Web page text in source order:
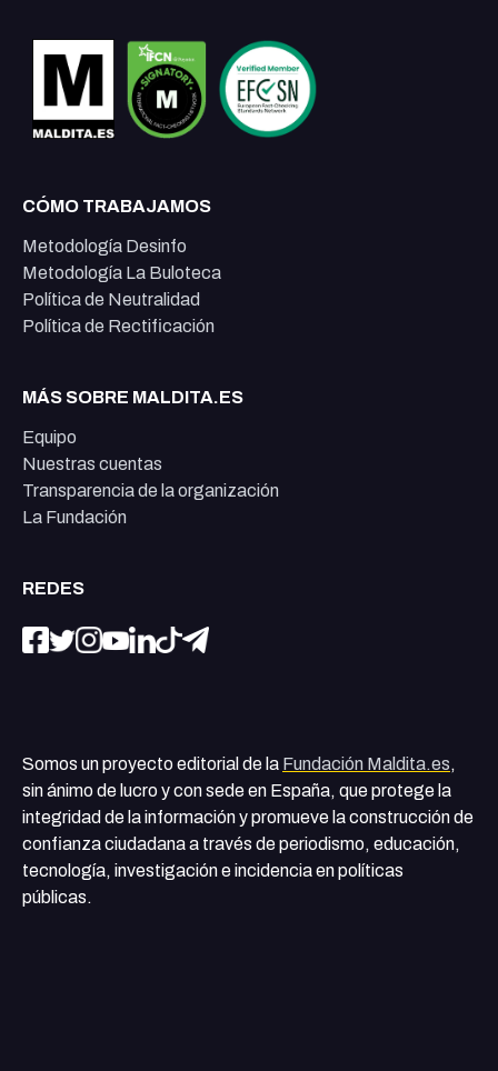
CÓMO TRABAJAMOS
Metodología Desinfo
Metodología La Buloteca
Política de Neutralidad
Política de Rectificación
MÁS SOBRE MALDITA.ES
Equipo
Nuestras cuentas
Transparencia de la organización
La Fundación
REDES
Somos un proyecto editorial de la Fundación Maldita.es,
sin ánimo de lucro y con sede en España, que protege la
integridad de la información y promueve la construcción de
confianza ciudadana a través de periodismo, educación,
tecnología, investigación e incidencia en políticas
públicas.